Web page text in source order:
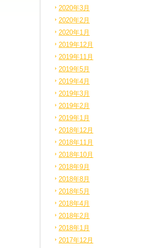
2020年3月
2020年2月
2020年1月
2019年12月
2019年11月
2019年5月
2019年4月
2019年3月
2019年2月
2019年1月
2018年12月
2018年11月
2018年10月
2018年9月
2018年8月
2018年5月
2018年4月
2018年2月
2018年1月
2017年12月